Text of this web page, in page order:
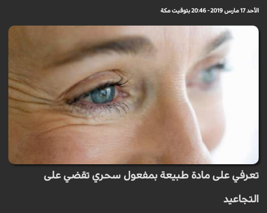
الأحد 17 مارس 2019 - 20:46 بتوقيت مكة
تعرفي على مادة طبيعة بمفعول سحري تقضي على
التجاعيد